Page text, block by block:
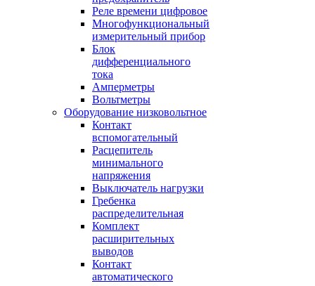
Реле времени цифровое
Многофункциональный
измерительный прибор
Блок
дифференциального
тока
Амперметры
Вольтметры
Оборудование низковольтное
Контакт
вспомогательный
Расцепитель
минимального
напряжения
Выключатель нагрузки
Гребенка
распределительная
Комплект
расширительных
выводов
Контакт
автоматического